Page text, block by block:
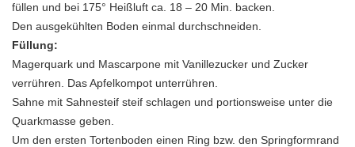
füllen und bei 175° Heißluft ca. 18 – 20 Min. backen.
Den ausgekühlten Boden einmal durchschneiden.
Füllung:
Magerquark und Mascarpone mit Vanillezucker und Zucker
verrühren. Das Apfelkompot unterrühren.
Sahne mit Sahnesteif steif schlagen und portionsweise unter die
Quarkmasse geben.
Um den ersten Tortenboden einen Ring bzw. den Springformrand